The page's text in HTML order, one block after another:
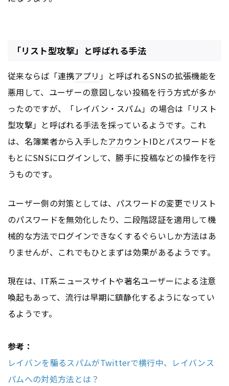
「リスト型攻撃」と呼ばれる手法
従来ならば「連携アプリ 」と呼ばれるSNSの拡張機能を
悪用して、ユーザーの意図しない投稿を行う方式が多か
ったのですが、「レイバン・スパム」の場合は「リスト
型攻撃」と呼ばれる手法を採っているようです。これ
は、名簿業者から入手したアカウントIDとパスワードを
もとにSNSにログインして、勝手に投稿などの操作を行
うものです。
ユーザー側の対策としては、パスワードの変更でリスト
のパスワードを無効化したり、二段階認証を適用して機
械的な方法でログインできなくするぐらいしか方法はあ
りませんが、これでもひとまずは効果があるようです。
現在は、IT系ニュースサイトや著名ユーザーによる注意
喚起もあって、流行は早期に鎮静化するようになってい
るようです。
参考：
レイバンを騙るスパムがTwitterで横行中、レイバンス
パムへの対処方法とは？